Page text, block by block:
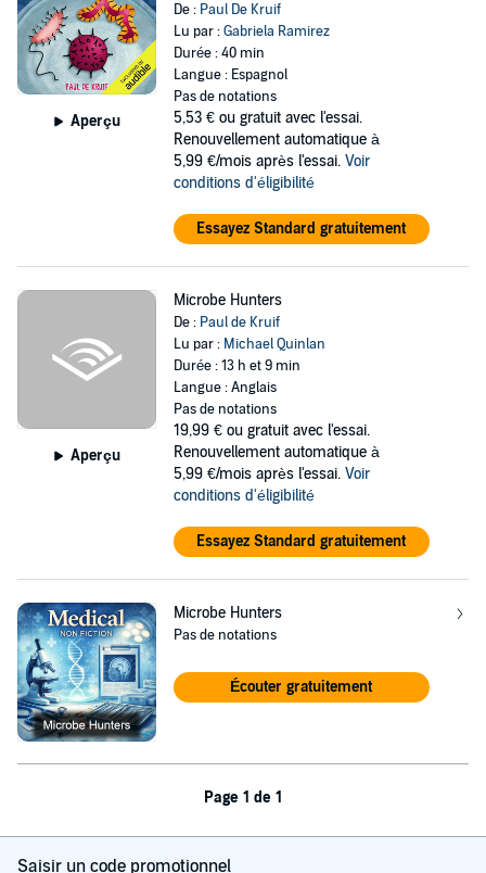
Aperçu
De : Paul De Kruif
Lu par :Gabriela Ramirez
Durée : 40 min
Langue : Espagnol
Pas de notations
5,53 € ou gratuit avec l'essai.
Renouvellement automatique à
5,99 €/mois après l'essai. Voir
conditions d'éligibilité
Essayez Standard gratuitement
Aperçu
Microbe Hunters
De : Paul de Kruif
Lu par : Michael Quinlan
Durée : 13 h et 9 min
Langue : Anglais
Pas de notations
19,99 € ou gratuit avec l'essai.
Renouvellement automatique à
5,99 €/mois après l'essai. Voir
conditions d'éligibilité
Essayez Standard gratuitement
Microbe Hunters
Pas de notations
Écouter gratuitement
Page 1 de 1
Saisir un code promotionnel